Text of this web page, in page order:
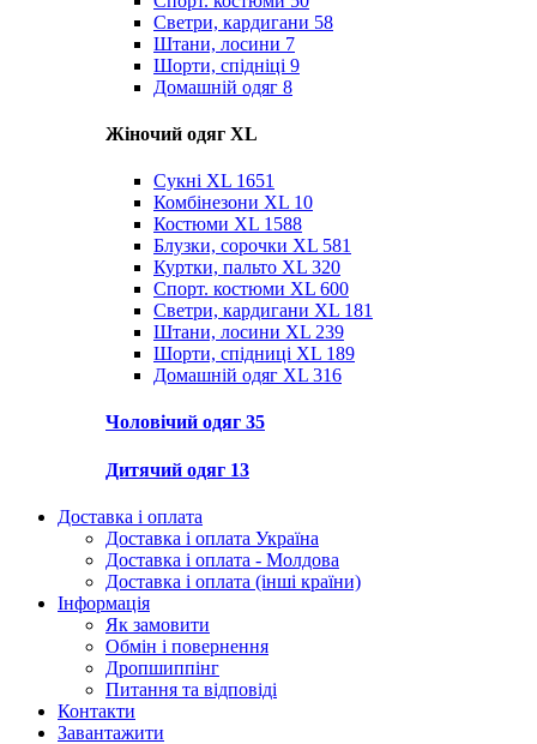
Светри, кардигани 58
Штани, лосини 7
Шорти, спідніці 9
Домашній одяг 8
Жіночий одяг XL
Cукні XL 1651
Комбінезони XL 10
Костюми XL 1588
Блузки, сорочки XL 581
Куртки, пальто XL 320
Спорт. костюми XL 600
Светри, кардигани XL 181
Штани, лосини XL 239
Шорти, спідниці XL 189
Домашній одяг XL 316
Чоловічий одяг 35
Дитячий одяг 13
Доставка і оплата
Доставка і оплата Україна
Доставка і оплата - Молдова
Доставка і оплата (інші країни)
Інформація
Як замовити
Обмін і повернення
Дропшиппінг
Питання та відповіді
Контакти
Завантажити